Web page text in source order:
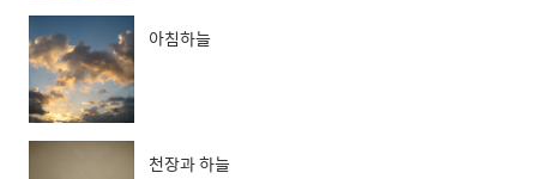
아침하늘
천장과 하늘